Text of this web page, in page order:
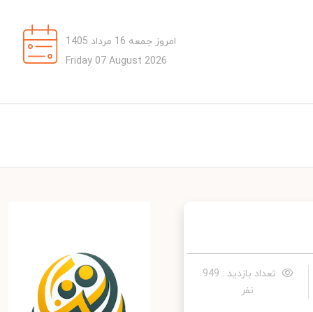
امروز جمعه 16 مرداد 1405
Friday 07 August 2026
تعداد بازدید : 949
نفر